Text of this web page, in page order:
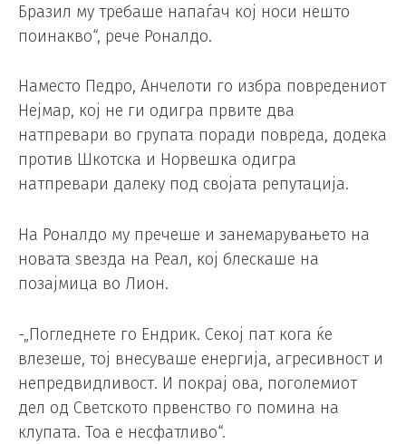
Бразил му требаше напаѓач кој носи нешто
поинакво“, рече Роналдо.
Наместо Педро, Анчелоти го избра повредениот
Нејмар, кој не ги одигра првите два
натпревари во групата поради повреда, додека
против Шкотска и Норвешка одигра
натпревари далеку под својата репутација.
На Роналдо му пречеше и занемарувањето на
новата ѕвезда на Реал, кој блескаше на
позајмица во Лион.
-„Погледнете го Ендрик. Секој пат кога ќе
влезеше, тој внесуваше енергија, агресивност и
непредвидливост. И покрај ова, поголемиот
дел од Светското првенство го помина на
клупата. Тоа е несфатливо“.